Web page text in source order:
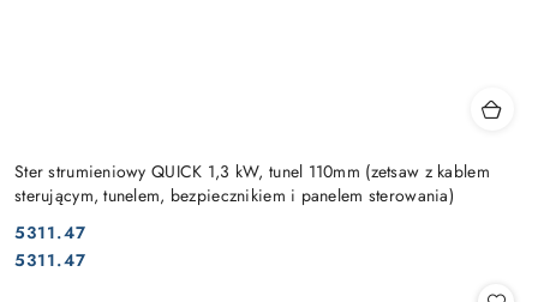
Ster strumieniowy QUICK 1,3 kW, tunel 110mm (zetsaw z kablem
sterującym, tunelem, bezpiecznikiem i panelem sterowania)
Cena:
5311.47
Cena:
5311.47